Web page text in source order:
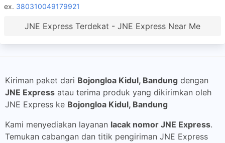
ex. 380310049179921
JNE Express Terdekat - JNE Express Near Me
Kiriman paket dari Bojongloa Kidul, Bandung dengan
JNE Express atau terima produk yang dikirimkan oleh
JNE Express ke Bojongloa Kidul, Bandung
Kami menyediakan layanan lacak nomor JNE Express.
Temukan cabangan dan titik pengiriman JNE Express